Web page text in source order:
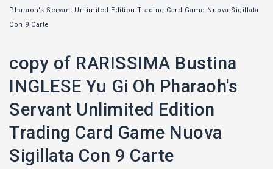
Pharaoh's Servant Unlimited Edition Trading Card Game Nuova Sigillata
Con 9 Carte
copy of RARISSIMA Bustina
INGLESE Yu Gi Oh Pharaoh's
Servant Unlimited Edition
Trading Card Game Nuova
Sigillata Con 9 Carte